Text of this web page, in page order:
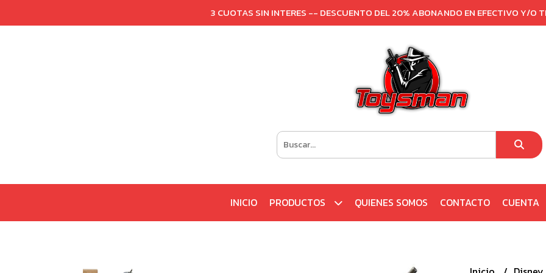
3 CUOTAS SIN INTERES -- DESCUENTO DEL 20% ABONANDO EN EFECTIVO Y/O
INICIO PRODUCTOS QUIENES SOMOS CONTACTO CUENTA